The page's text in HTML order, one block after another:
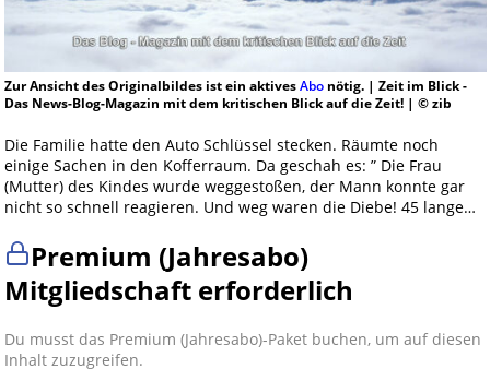
Zur Ansicht des Originalbildes ist ein aktivesAbonötig. | Zeit im Blick -
Das News-Blog-Magazin mit dem kritischen Blick auf die Zeit! | © zib
Die Familie hatte den Auto Schlüssel stecken. Räumte noch
einige Sachen in den Kofferraum. Da geschah es: ” Die Frau
(Mutter) des Kindes wurde weggestoßen, der Mann konnte gar
nicht so schnell reagieren. Und weg waren die Diebe! 45 lange…
Premium (Jahresabo)
Mitgliedschaft erforderlich
Du musst das Premium (Jahresabo)-Paket buchen, um auf diesen
Inhalt zuzugreifen.